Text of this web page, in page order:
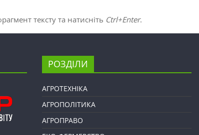
тексту та натисніть Ctrl+Enter.
РОЗДІЛИ
АГРОТЕХНІКА
АГРОПОЛІТИКА
АГРОПРАВО